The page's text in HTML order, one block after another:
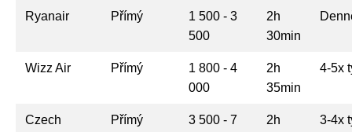
Ryanair Přímý
1 500 - 3
500
2h
30min
Wizz Air Přímý
1 800 - 4
000
2h
35min
4-5x
Czech
Přímý
3 500 - 7
2h
3-4x